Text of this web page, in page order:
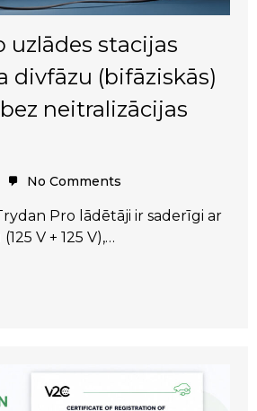
uzlādes stacijas
divfāzu (bifāziskās)
neitralizācijas
No Comments
Pro lādētāji ir saderīgi ar
V + 125 V),…